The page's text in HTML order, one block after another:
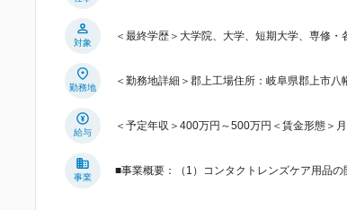
対象
＜最終学歴＞大学院、大学、短期大学、専修
勤務地
＜勤務地詳細＞郡上工場住所：岐阜県郡上市
給与
＜予定年収＞400万円～500万円＜賃金形態＞
事業
■事業概要：（1）コンタクトレンズケア用品